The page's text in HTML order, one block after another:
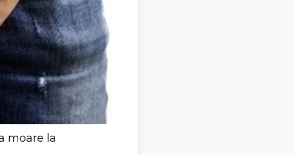
moare la